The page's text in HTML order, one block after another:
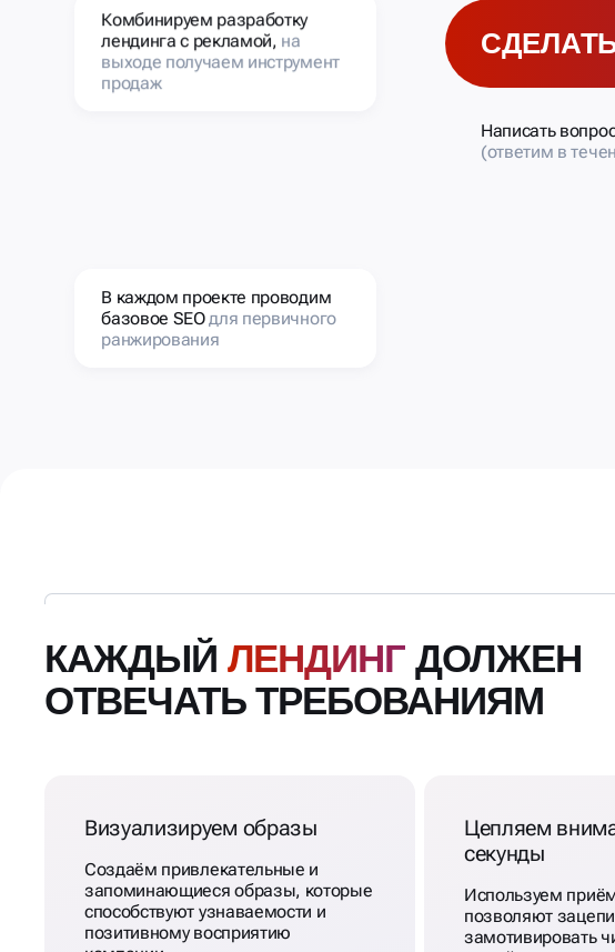
Комбинируем разработку
лендинга с рекламой, на
выходе получаем инструмент
продаж
В каждом проекте проводим
базовое SEOдля первичного
ранжирования
Написать
(ответим в
КАЖДЫЙ ЛЕНДИНГ ДОЛЖЕН
ОТВЕЧАТЬ ТРЕБОВАНИЯМ
Визуализируем образы
Создаём привлекательные и
запоминающиеся образы, которые
способствуют узнаваемости и
позитивному восприятию
Цепляем
секунды
Используем
позволяют
замотивировать